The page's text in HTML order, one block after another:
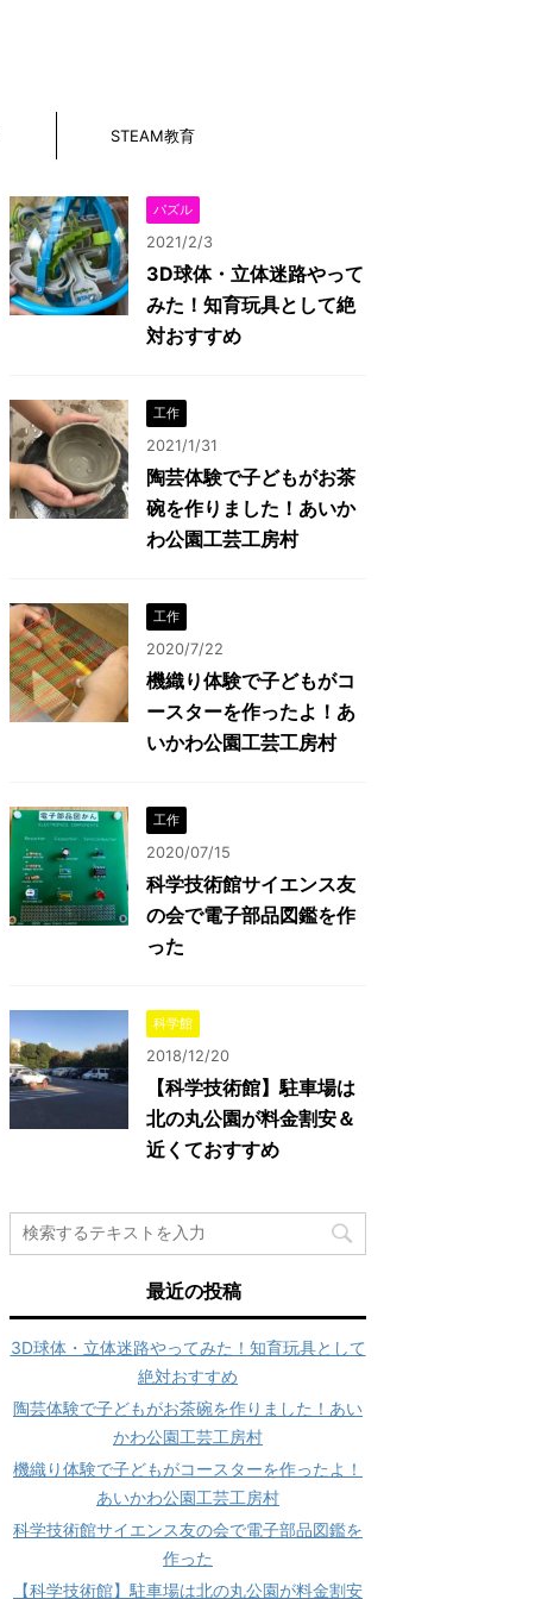
STEAM教育
パズル
2021/2/3
3D球体・立体迷路やって
みた！知育玩具として絶
対おすすめ
工作
2021/1/31
陶芸体験で子どもがお茶
碗を作りました！あいか
わ公園工芸工房村
工作
2020/7/22
機織り体験で子どもがコ
ースターを作ったよ！あ
いかわ公園工芸工房村
工作
2020/07/15
科学技術館サイエンス友
の会で電子部品図鑑を作
った
科学館
2018/12/20
【科学技術館】駐車場は
北の丸公園が料金割安＆
近くておすすめ
最近の投稿
3D球体・立体迷路やってみた！知育玩具として
絶対おすすめ
陶芸体験で子どもがお茶碗を作りました！あい
かわ公園工芸工房村
機織り体験で子どもがコースターを作ったよ！
あいかわ公園工芸工房村
科学技術館サイエンス友の会で電子部品図鑑を
作った
【科学技術館】駐車場は北の丸公園が料金割安